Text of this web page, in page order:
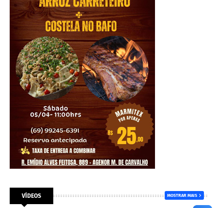
VÍDEOS MOSTRAR MAIS